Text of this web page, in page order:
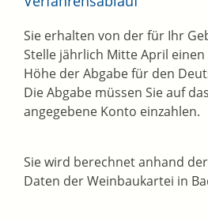
Sie erhalten von der für Ihr
Stelle jährlich Mitte April
Höhe der Abgabe für den
Die Abgabe müssen Sie auf
angegebene Konto einzahlen.
Sie wird berechnet anhand
Daten der Weinbaukartei in